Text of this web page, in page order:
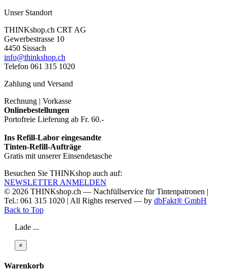
Unser Standort
THINKshop.ch CRT AG
Gewerbestrasse 10
4450 Sissach
info@thinkshop.ch
Telefon 061 315 1020
Zahlung und Versand
Rechnung | Vorkasse
Onlinebestellungen
Portofreie Lieferung ab Fr. 60.-
Ins Refill-Labor eingesandte
Tinten-Refill-Aufträge
Gratis mit unserer Einsendetasche
Besuchen Sie THINKshop auch auf:
NEWSLETTER ANMELDEN
© 2026 THINKshop.ch — Nachfüllservice fürTintenpatronen |
Tel.: 061 315 1020 | All Rights reserved — by dbFakt® GmbH
Back to Top
Lade ...
×
Warenkorb